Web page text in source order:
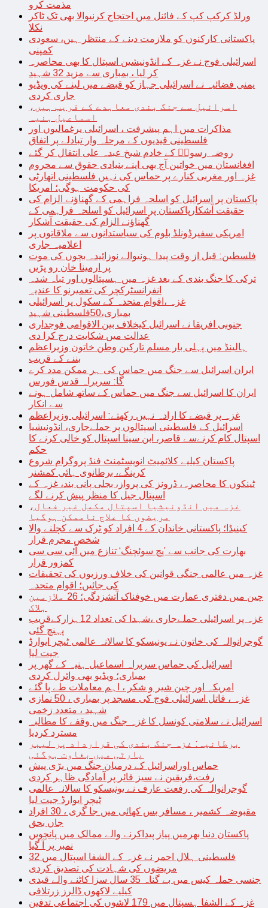
مذمت کرو
ورلڈ کرکپ کپ کے فائنل میں احتجاج کرنیوالا بھی ٹک ٹاکر
نکلا
پاکستانی کارکنوں کو ملازمت دینے کے منتظر ہیں، سعودی
کمپنی
اسرائیلی فوج نے غزہ کے انڈونیشین اسپتال کا بھی محاصرہ
کر لیا ، بمباری سے مزید 32 شہید
یمنی فضائیہ نے اسرائیلی جہاز کو قبضے میں لینے کی ویڈیو
جاری کردی
اسرائیل سے جنگ بندی معاہدے کے قریب ہیں،
اسماعیل ہنیہ
مذاکرات میں اہم پیشرفت ، اسرائیلی یرغمالیوں اور
فلسطینی قیدیوں کے مرحلہ وار تبادلے پر اتفاق
روضہ رسولؐ کے خادم شیخ عبدہ علی انتقال کر گئے
افغانستان میں خواتین آج بھی اپنے بنیادی حقوق سے محروم
غزہ اور مغربی کنارے پر حماس کی نہیں فلسطینی اتھارٹی
کی حکومت ہوگی؛ امریکا
پاکستان پر اسرائیل کو اسلحہ فراہمی کے گھناؤنے الزام کی
حقیقت آشکارپاکستان پر اسرائیل کو اسلحہ فراہمی کے
گھناؤنے الزام کی حقیقت آشکار
امریکی سفیرڈونلڈ بلوم کی سیاستدانوں سے ملاقاتوں پر
اعلامیہ جاری
فلسطین: قبل از وقت پیدا ہونیوالے نوزائیدہ بچوں کی موت
پر ارمینا خان رو پڑیں
ترکی کا جنگ بندی کے بعد غزہ میں ہسپتالوں اور تباہ شدہ
انفرانسٹرکچر کی تعمیرنو کا عندیہ
غزہ ،اقوام متحدہ کے سکول پر اسرائیلی
بمباری،50فلسطینی شہید
جنوبی افریقا نے اسرائیل کیخلاف بین الاقوامی فوجداری
عدالت میں شکایت درج کرا دی
ہالینڈ میں پہلی بار مسلم تارکین وطن خاتون وزیراعظم
بننے کے قریب
ایران اسرائیل سے جنگ میں حماس کی ہر ممکن مدد کرے
گا: سربراہ قدس فورس
ایران کا اسرائیل سے جنگ میں حماس کے ساتھ شامل ہونے
سے انکار
غزہ پر قبضے کا ارادہ نہیں رکھتے: اسرائیلی وزیراعظم
اسرائیل کے فلسطینی اسپتالوں پر حملےجاری، انڈونیشیا
اسپتال کام کرنےسے قاصر، ابن سینا اسپتال کو خالی کرنے کا
حکم
پاکستان کیلیے کلائمیٹ انویسٹمنٹ فنڈ پروگرام شروع
کرینگے، برطانوی ہائی کمشنر
ٹینکوں کا محاصرہ، ڈرونز کی پرواز، بجلی پانی بند، غزہ کے
اسپتال جیل کا منظر پیش کرنے لگے
غزہ میں انڈونیشیا اسپتال مکمل غیر فعال،
مریضوں کا علاج ناممکن ہوگیا
کینیڈا؛ پاکستانی خاندان کے 4 افراد کو ٹرک سے کچلنے والا
شخص مجرم قرار
بھارت کی جانب سے ’پچ سوئچنگ‘ تنازع میں آئی سی سی
کمزور قرار
غزہ میں عالمی جنگی قوانین کی خلاف ورزیوں کی تحقیقات
کی جائیں؛ اقوام متحدہ
چین میں دفتری عمارت میں خوفناک آتشزدگی؛ 26 ملازمین
ہلاک
غزہ پر اسرائیلی حملےجاری ،شہدا کی تعداد 12ہزارکےقریب
پہنچ گئی
گوجرانوالہ کی خاتون نے یونیسکو کا سالانہ عالمی ٹیچر ایوارڈ
جیت لیا
اسرائیل کی حماس سربراہ اسماعیل ہنیہ کے گھر پر
بمباری؛ ویڈیو بھی وائرل کردی
امریکہ اور چین شیر و شکر ، اہم معاملات طے پا گئے
غزہ ، قاتل اسرائیلی فوج کی مسجد پر بمباری ، 50 نمازی
شہید ، متعدد زخمی
اسرائیل نے سلامتی کونسل کا غزہ جنگ میں وقفے کا مطالبہ
مسترد کردیا
برطانیہ: غزہ جنگ بندی کی قرارداد پر لیبر
پارٹی میں بغاوت ہوگئی
حماس اوراسرائیل کے درمیان جنگ میں بڑی پیش
رفت،فریقین نے سیز فائر پر آمادگی ظاہر کردی
گوجرانوالہ کی رفعت عارف نے یونیسکو کا سالانہ عالمی
ٹیچر ایوارڈ جیت لیا
مقبوضہ کشمیر ، مسافر بس کھائی میں جا گری ، 30 افراد
جاں بحق
پاکستان دنیا بھرمیں پیاز پیداکرنے والے ممالک میں پانچویں
نمبر پر آ گیا
فلسطینی ہلال احمر نے غزہ کے الشفا اسپتال میں 32
مریضوں کی شہادت کی تصدیق کردی
جنسی حملہ کیس میں بے گناہ 35 سال سزا کاٹنے والے قیدی
کیلیے لاکھوں ڈالرز زرتلافی
غزہ کے الشفا ہسپتال میں 179 لاشوں کی اجتماعی تدفین